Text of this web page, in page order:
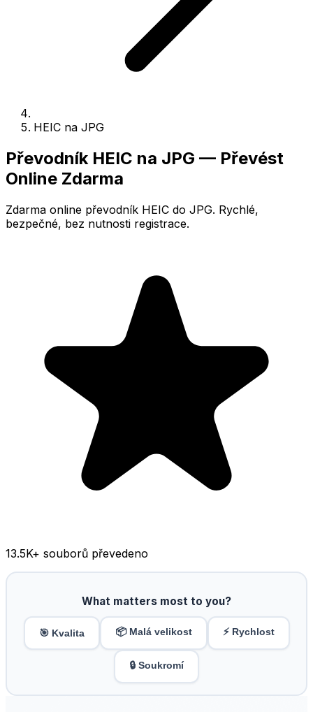
HEIC na JPG
Převodník HEIC na JPG — Převést
Online Zdarma
Zdarma online převodník HEIC do JPG. Rychlé,
bezpečné, bez nutnosti registrace.
13.5K+ souborů převedeno
What matters most to you?
🎯 Kvalita 📦 Malá velikost ⚡ Rychlost
🔒 Soukromí